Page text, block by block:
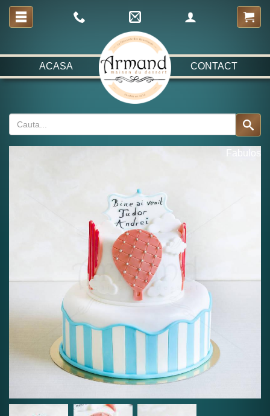
ACASA CONTACT
Fabulos